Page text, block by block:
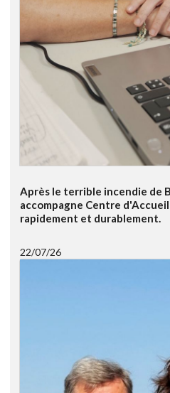
Après le terrible incendie de
accompagne Centre
rapidement et durablement.
22/07/26